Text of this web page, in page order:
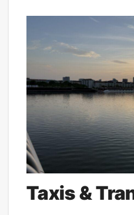
Taxis &